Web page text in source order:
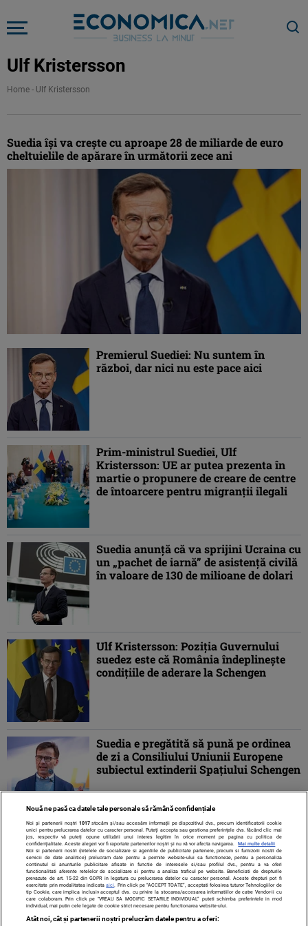
Ulf Kristersson
Home - Ulf Kristersson
Suedia își va crește cu aproape 28 de miliarde de euro
cheltuielile de apărare în următorii zece ani
Premierul Suediei: Nu suntem în
război, dar nici nu este pace aici
Prim-ministrul Suediei, Ulf
Kristersson: UE ar putea prezenta în
martie o propunere de creare de centre
de întoarcere pentru migranții ilegali
Suedia anunță că va sprijini Ucraina cu
un „pachet de iarnă” de asistenţă civilă
în valoare de 130 de milioane de dolari
Ulf Kristersson: Poziţia Guvernului
suedez este că România îndeplineşte
condiţiile de aderare la Schengen
Suedia e pregătită să pună pe ordinea
de zi a Consiliului Uniunii Europene
subiectul extinderii Spațiului Schengen
Nouă ne pasă ca datele tale personale să rămână confidențiale
Noi și partenerii noștri 1017stocăm și/sau accesăm informații pe dispozitivul dvs., precum identificatorii cookie
unici pentru prelucrarea datelor cu caracter personal. Puteți accepta sau gestiona preferințele dvs. făcând clic mai
jos, respectiv vă puteți opune utilizării unui interes legitim în orice moment pe pagina cu politica de
confidențialitate. Aceste alegeri vor fi raportate partenerilor noștri și nu vă vor afecta navigarea.
Mai multe detalii
Noi si partenerii nostri (retelele de socializare si agentiile de publicitate partenere, precum si furnizorii nostri de
servicii de date analitice) prelucram date pentru a permite website-ului sa functioneze, pentru a personaliza
continutul si anunturile publicitare afisate in functie de interesele si/sau profilul dvs., pentru a va oferi
functionalitati aferente retelelor de socializare si pentru a analiza traficul pe website. Beneficiati de drepturile
prevazute de art. 15-22 din GDPR in legatura cu prelucrarea datelor cu caracter personal. Aceste drepturi pot fi
exercitate prin modalitatea indicataaici . Prin click pe “ACCEPT TOATE”, acceptati folosirea tuturor Tehnologiilor de
tip Cookie, care implica inclusiv acceptul dvs. cu privire la stocarea/accesarea informatiilor de catre Vendor-ii cu
care colaboram. Prin click pe “VREAU SA MODIFIC SETARILE INDIVIDUAL” puteti schimba preferintele in mod
individual, mai putin cele legate de cookie strict necesare pentru functionarea website-ului.
Atât noi, cât și partenerii noștri prelucrăm datele pentru a oferi: